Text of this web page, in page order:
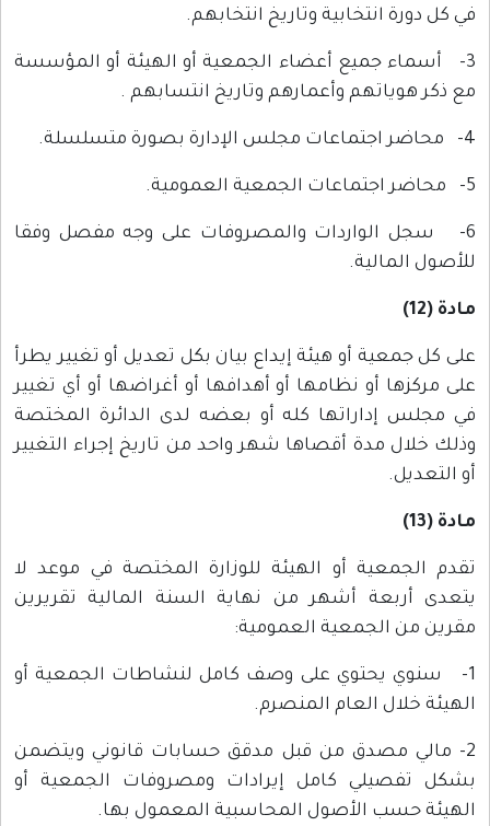
في كل دورة انتخابية وتاريخ انتخابهم.
3- أسماء جميع أعضاء الجمعية أو الهيئة أو المؤسسة
مع ذكر هوياتهم وأعمارهم وتاريخ انتسابهم .
4- محاضر اجتماعات مجلس الإدارة بصورة متسلسلة.
5- محاضر اجتماعات الجمعية العمومية.
6- سجل الواردات والمصروفات على وجه مفصل وفقا
للأصول المالية.
مادة (12)
على كل جمعية أو هيئة إيداع بيان بكل تعديل أو تغيير يطرأ
على مركزها أو نظامها أو أهدافها أو أغراضها أو أي تغيير
في مجلس إداراتها كله أو بعضه لدى الدائرة المختصة
وذلك خلال مدة أقصاها شهر واحد من تاريخ إجراء التغيير
أو التعديل.
مادة (13)
تقدم الجمعية أو الهيئة للوزارة المختصة في موعد لا
يتعدى أربعة أشهر من نهاية السنة المالية تقريرين
مقرين من الجمعية العمومية:
1- سنوي يحتوي على وصف كامل لنشاطات الجمعية أو
الهيئة خلال العام المنصرم.
2- مالي مصدق من قبل مدقق حسابات قانوني ويتضمن
بشكل تفصيلي كامل إيرادات ومصروفات الجمعية أو
الهيئة حسب الأصول المحاسبية المعمول بها.